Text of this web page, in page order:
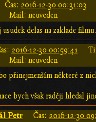
Čas: 2016-12-30 00:31:03
Mail: neuveden
delas na zaklade
2016-12-30 00:59:41
Mail: neuveden
přinejmenším některé z
bych však raději hledal
Petr Čas: 2016-12-30